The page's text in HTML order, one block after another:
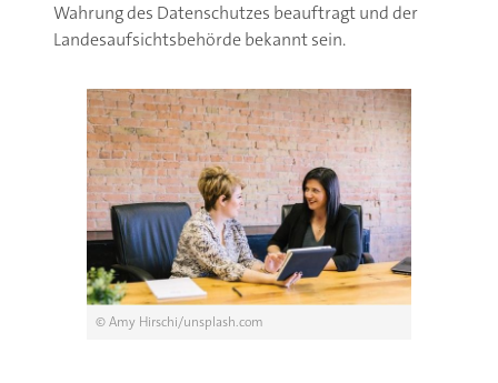
Wahrung des Datenschutzes beauftragt und der
Landesaufsichtsbehörde bekannt sein.
© Amy Hirschi/unsplash.com